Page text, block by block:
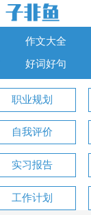
作文大全
好词好句
职业规划
自我评价
实习报告
工作计划